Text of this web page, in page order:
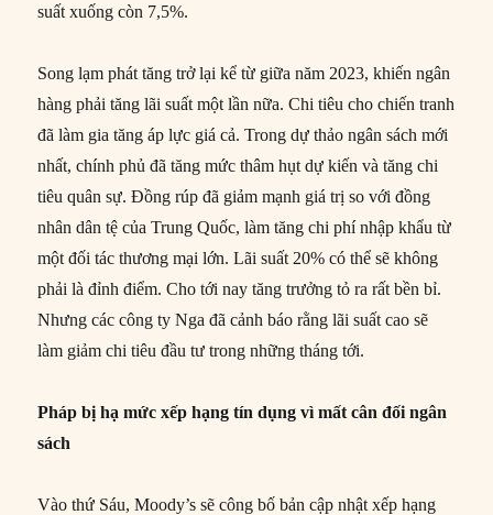
suất xuống còn 7,5%.
Song lạm phát tăng trở lại kể từ giữa năm 2023, khiến ngân
hàng phải tăng lãi suất một lần nữa. Chi tiêu cho chiến tranh
đã làm gia tăng áp lực giá cả. Trong dự thảo ngân sách mới
nhất, chính phủ đã tăng mức thâm hụt dự kiến và tăng chi
tiêu quân sự. Đồng rúp đã giảm mạnh giá trị so với đồng
nhân dân tệ của Trung Quốc, làm tăng chi phí nhập khẩu từ
một đối tác thương mại lớn. Lãi suất 20% có thể sẽ không
phải là đỉnh điểm. Cho tới nay tăng trưởng tỏ ra rất bền bỉ.
Nhưng các công ty Nga đã cảnh báo rằng lãi suất cao sẽ
làm giảm chi tiêu đầu tư trong những tháng tới.
Pháp bị hạ mức xếp hạng tín dụng vì mất cân đối ngân
sách
Vào thứ Sáu, Moody’s sẽ công bố bản cập nhật xếp hạng